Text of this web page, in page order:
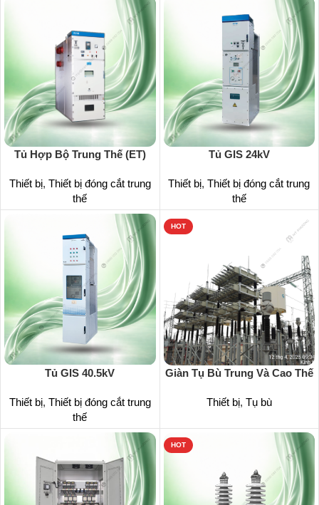
Tủ Hợp Bộ Trung Thế (ET)
Thiết bị, Thiết bị đóng cắt trung
thế
Tủ GIS 24kV
Thiết bị,Thiết bị đóng cắt trung
thế
Tủ GIS 40.5kV
Thiết bị, Thiết bị đóng cắt trung
thế
HOT
Giàn Tụ Bù Trung Và Cao Thế
Thiết bị, Tụ bù
HOT